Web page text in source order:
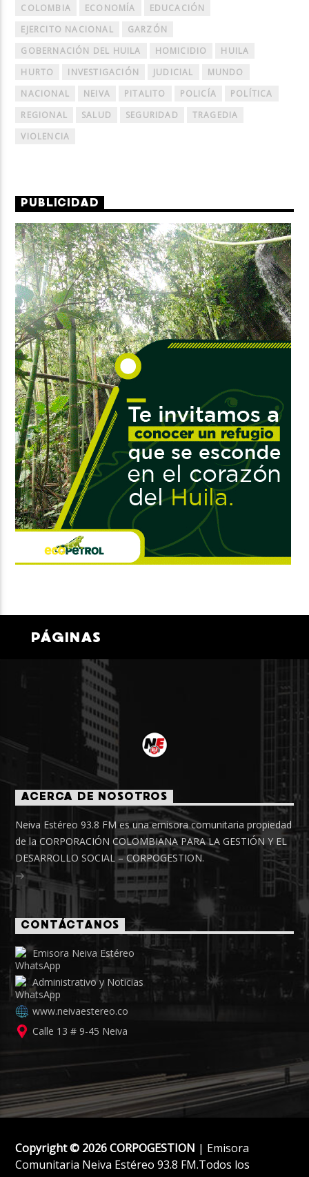
COLOMBIA
ECONOMÍA
EDUCACIÓN
EJERCITO NACIONAL
GARZÓN
GOBERNACIÓN DEL HUILA
HOMICIDIO
HUILA
HURTO
INVESTIGACIÓN JUDICIAL
MUNDO
NACIONAL
NEIVA PITALITO POLICÍA
POLÍTICA
REGIONAL
SALUD SEGURIDAD
TRAGEDIA
VIOLENCIA
PUBLICIDAD
PÁGINAS
ACERCA DE NOSOTROS
Neiva Estéreo 93.8 FM es una emisora comunitaria propiedad
de la CORPORACIÓN COLOMBIANA PARA LA GESTIÓN Y EL
DESARROLLO SOCIAL – CORPOGESTION.
CONTÁCTANOS
Emisora Neiva Estéreo
Administrativo y Noticias
www.neivaestereo.co
Calle 13 # 9-45 Neiva
Copyright © 2026 CORPOGESTION | Emisora
Comunitaria Neiva Estéreo 93.8 FM.Todos los